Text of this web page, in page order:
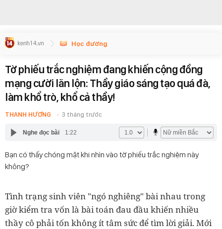
Học đường
Tờ phiếu trắc nghiệm đang khiến cộng đồng
mạng cười lăn lộn: Thầy giáo sáng tạo quá đà,
làm khổ trò, khổ cả thầy!
THANH HƯƠNG 3 tháng trước
Nghe đọc bài 1:22
Bạn có thấy chóng mặt khi nhìn vào tờ phiếu trắc nghiệm này
không?
Tình trạng sinh viên "ngó nghiêng" bài nhau trong
giờ kiểm tra vốn là bài toán đau đầu khiến nhiều
thầy cô phải tốn không ít tâm sức để tìm lời giải. Mới